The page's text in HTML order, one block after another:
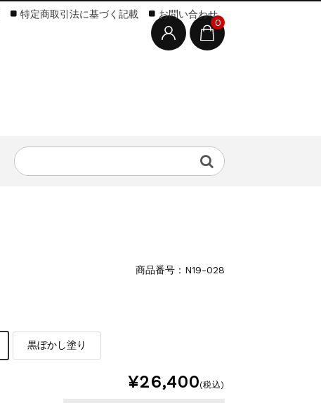
0
特定商取引法に基づく記載 お問い合わせ
商品番号：N19-028
黒ぼかし塗り
¥26,400(税込)